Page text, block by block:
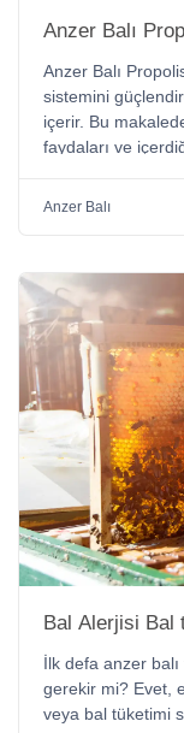
Anzer Balı
Anzer Balı
sistemini
içerir. Bu
faydaları ve
Anzer Balı
Bal Alerjisi Bal
İlk defa anzer
gerekir mi? Evet,
veya bal tüketimi